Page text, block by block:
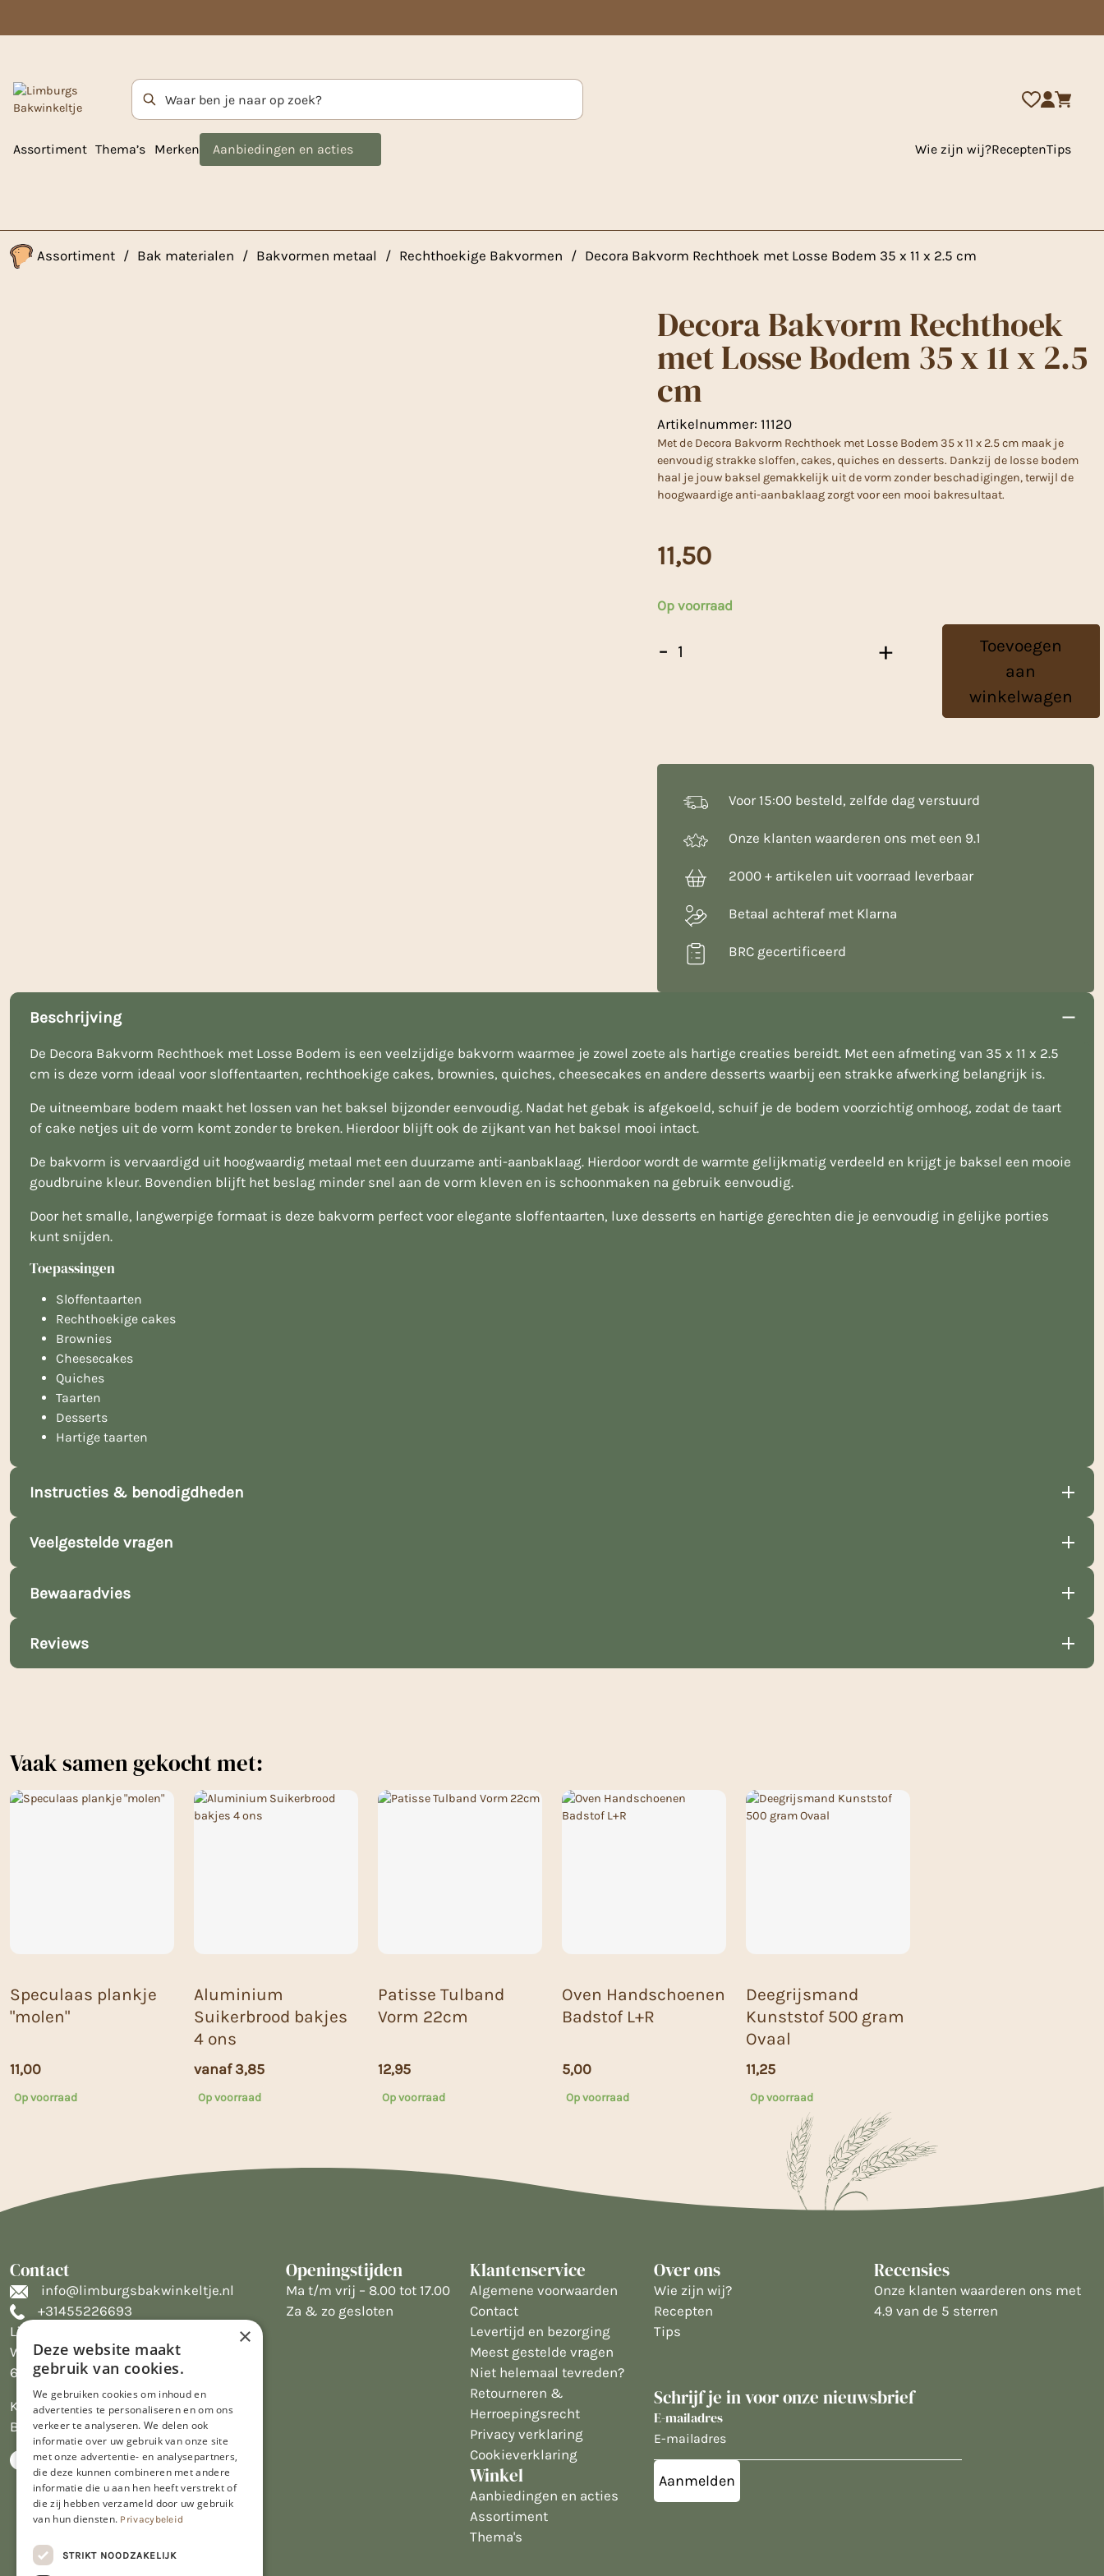
Zoekterm
Assortiment Thema’s Merken Aanbiedingen en acties Wie zijn wij?ReceptenTips
Assortiment / Bak materialen / Bakvormen metaal / Rechthoekige Bakvormen / Decora Bakvorm Rechthoek met Losse Bodem 35 x 11 x 2.5 cm
Decora Bakvorm Rechthoek
met Losse Bodem 35 x 11 x 2.5
cm
Artikelnummer: 11120
Met de Decora Bakvorm Rechthoek met Losse Bodem 35 x 11 x 2.5 cm maak je
eenvoudig strakke sloffen, cakes, quiches en desserts. Dankzij de losse bodem
haal je jouw baksel gemakkelijk uit de vorm zonder beschadigingen, terwijl de
hoogwaardige anti-aanbaklaag zorgt voor een mooi bakresultaat.
11,50
Op voorraad
-
Bakvorm
11
aantal
+
Toevoegen
aan
winkelwagen
Voor 15:00 besteld, zelfde dag verstuurd
Onze klanten waarderen ons met een 9.1
2000 + artikelen uit voorraad leverbaar
Betaal achteraf met Klarna
BRC gecertificeerd
Beschrijving
De Decora Bakvorm Rechthoek met Losse Bodem is een veelzijdige bakvorm waarmee je zowel zoete als hartige creaties bereidt. Met een afmeting van 35 x 11 x 2.5
cm is deze vorm ideaal voor sloffentaarten, rechthoekige cakes, brownies, quiches, cheesecakes en andere desserts waarbij een strakke afwerking belangrijk is.
De uitneembare bodem maakt het lossen van het baksel bijzonder eenvoudig. Nadat het gebak is afgekoeld, schuif je de bodem voorzichtig omhoog, zodat de taart
of cake netjes uit de vorm komt zonder te breken. Hierdoor blijft ook de zijkant van het baksel mooi intact.
De bakvorm is vervaardigd uit hoogwaardig metaal met een duurzame anti-aanbaklaag. Hierdoor wordt de warmte gelijkmatig verdeeld en krijgt je baksel een mooie
goudbruine kleur. Bovendien blijft het beslag minder snel aan de vorm kleven en is schoonmaken na gebruik eenvoudig.
Door het smalle, langwerpige formaat is deze bakvorm perfect voor elegante sloffentaarten, luxe desserts en hartige gerechten die je eenvoudig in gelijke porties
kunt snijden.
Toepassingen
Sloffentaarten
Rechthoekige cakes
Brownies
Cheesecakes
Quiches
Taarten
Desserts
Hartige taarten
Instructies & benodigdheden
Veelgestelde vragen
Bewaaradvies
Reviews
Vaak samen gekocht met:
Speculaas plankje
"molen"
11,00
Op voorraad
Aluminium
Suikerbrood bakjes
4 ons
vanaf3,85
Op voorraad
Patisse Tulband
Vorm 22cm
12,95
Op voorraad
Oven Handschoenen
Badstof L+R
5,00
Op voorraad
Deegrijsmand
Kunststof 500 gram
Ovaal
11,25
Op voorraad
Contact
info@limburgsbakwinkeltje.nl
+31455226693
Limburgs Bakwinkeltje
Wijngaardsweg 16
6412 PJ Heerlen
KVK 14069470
BTW NL809913914.B01
Openingstijden
Ma t/m vrij – 8.00 tot 17.00
Za & zo gesloten
Klantenservice
Algemene voorwaarden
Contact
Levertijd en bezorging
Meest gestelde vragen
Niet helemaal tevreden?
Retourneren &
Herroepingsrecht
Privacy verklaring
Cookieverklaring
Winkel
Aanbiedingen en acties
Assortiment
Thema's
Over ons
Wie zijn wij?
Recepten
Tips
Recensies
Onze klanten waarderen ons met
4.9 van de 5 sterren
Schrijf je in voor onze nieuwsbrief
E-mailadres
×
Deze website maakt
gebruik van cookies.
We gebruiken cookies om inhoud en
advertenties te personaliseren en om ons
verkeer te analyseren. We delen ook
informatie over uw gebruik van onze site
met onze advertentie- en analysepartners,
die deze kunnen combineren met andere
informatie die u aan hen heeft verstrekt of
die zij hebben verzameld door uw gebruik
van hun diensten. Privacybeleid
STRIKT NOODZAKELIJK